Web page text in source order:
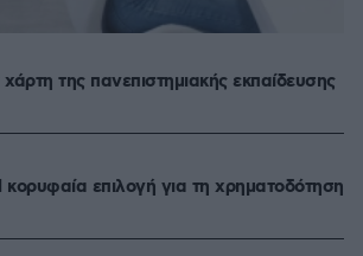
της πανεπιστημιακής εκπαίδευσης
επιλογή για τη χρηματοδότηση